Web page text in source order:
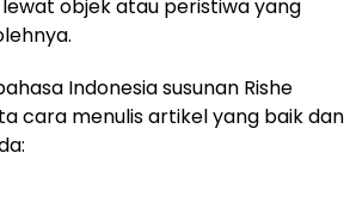
objek atau peristiwa yang
Indonesia susunan Rishe
cara menulis artikel yang baik dan